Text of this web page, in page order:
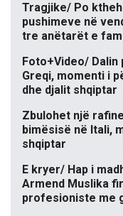
Tragjike/ Po
pushimeve në
tre anëtarët e
Foto+Video/
Greqi, momenti i
dhe djalit shqiptar
Zbulohet një
bimësisë në Itali,
shqiptar
E kryer/ Hap i
Armend Muslika
profesioniste me